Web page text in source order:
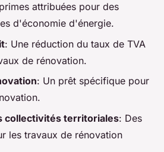
attribuées pour des
d'économie d'énergie.
: Une réduction du taux de TVA
de rénovation.
: Un prêt spécifique pour
collectivités territoriales: Des
les travaux de rénovation